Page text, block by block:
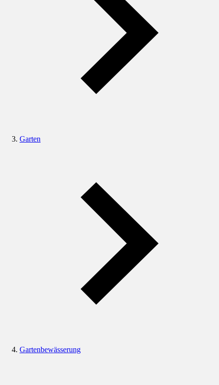
Garten
Gartenbewässerung